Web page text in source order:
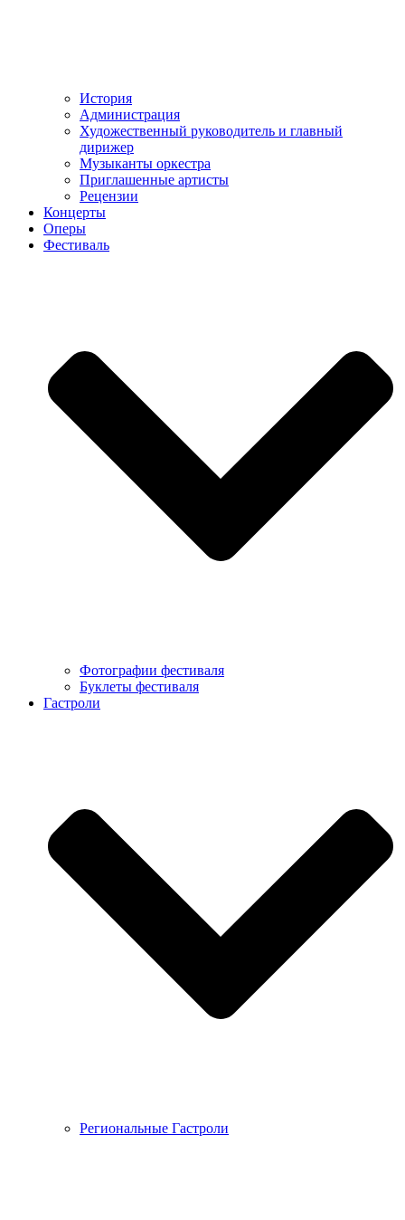
История
Администрация
Художественный руководитель и главный
дирижер
Музыканты оркестра
Приглашенные артисты
Рецензии
Концерты
Оперы
Фестиваль
Фотографии фестиваля
Буклеты фестиваля
Гастроли
Региональные Гастроли